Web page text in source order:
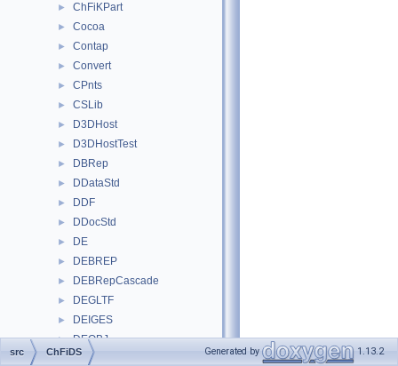
► ChFiKPart
► Cocoa
► Contap
► Convert
► CPnts
► CSLib
► D3DHost
► D3DHostTest
► DBRep
► DDataStd
► DDF
► DDocStd
► DE
► DEBREP
► DEBRepCascade
► DEGLTF
► DEIGES
► DEOBJ
► DEPLY
src ChFiDS Generated by 1.13.2